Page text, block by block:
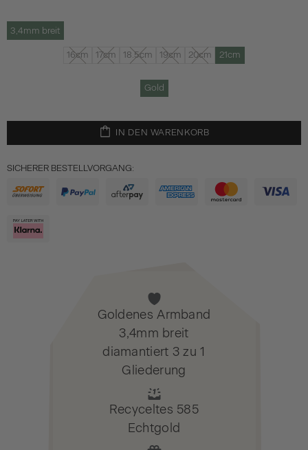
3,4mm breit
16cm 17cm 18.5cm 19cm 20cm 21cm
Gold
IN DEN WARENKORB
SICHERER BESTELLVORGANG:
Goldenes Armband
3,4mm breit
diamantiert 3 zu 1
Gliederung
Recyceltes 585
Echtgold